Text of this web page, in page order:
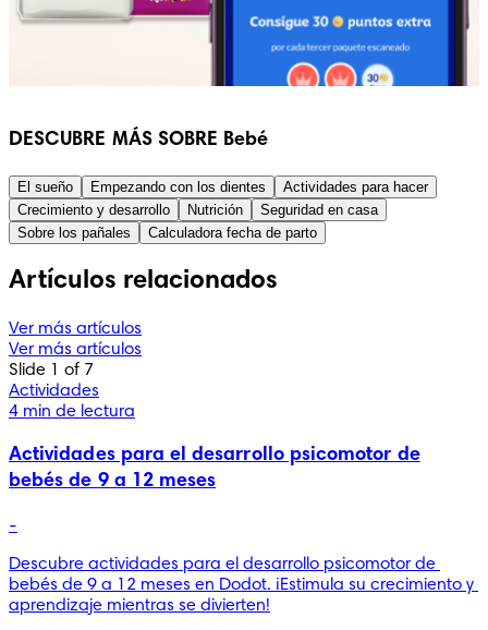
DESCUBRE MÁS SOBRE Bebé
El sueño Empezando con los dientes
Actividades para hacer
Crecimiento y desarrollo
Nutrición
Seguridad en casa
Sobre los pañales
Calculadora fecha de parto
Artículos relacionados
Ver más artículos
Ver más artículos
Slide 1 of 7
Actividades
4 min de lectura
Actividades para el desarrollo psicomotor de
bebés de 9 a 12 meses
-
Descubre actividades para el desarrollo psicomotor de
bebés de 9 a 12 meses en Dodot. ¡Estimula su crecimiento y
aprendizaje mientras se divierten!